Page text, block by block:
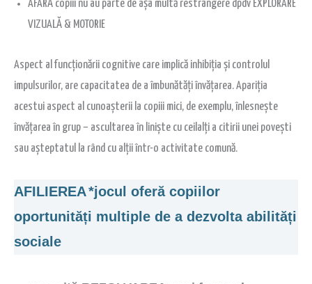
AFARĂ copiii nu au parte de așa multă restrângere dpdv EXPLORARE
VIZUALĂ & MOTORIE
Aspect al funcționării cognitive care implică inhibiția și controlul
impulsurilor, are capacitatea de a îmbunătăți învățarea. Apariția
acestui aspect al cunoașterii la copiii mici, de exemplu, înlesnește
învățarea în grup – ascultarea în liniște cu ceilalți a citirii unei povești
sau așteptatul la rând cu alții într-o activitate comună.
AFILIEREA*jocul oferă copiilor
oportunități multiple de a dezvolta abilități
sociale